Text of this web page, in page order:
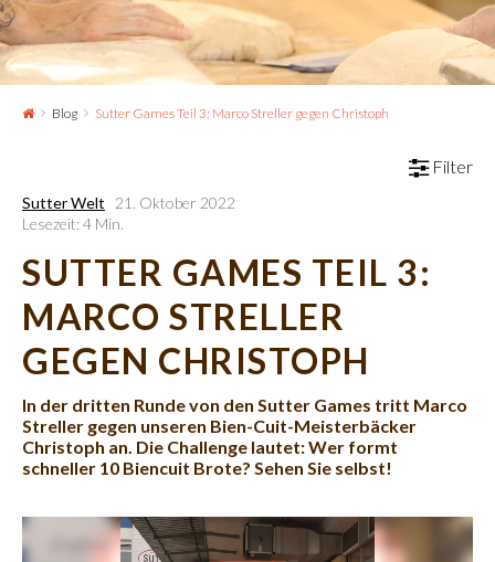
Blog Sutter Games Teil 3: Marco Streller gegen Christoph
Filter
Sutter Welt
21. Oktober 2022
Lesezeit: 4 Min.
SUTTER GAMES TEIL 3:
MARCO STRELLER
GEGEN CHRISTOPH
In der dritten Runde von den Sutter Games tritt Marco
Streller gegen unseren Bien-Cuit-Meisterbäcker
Christoph an. Die Challenge lautet: Wer formt
schneller 10 Biencuit Brote? Sehen Sie selbst!